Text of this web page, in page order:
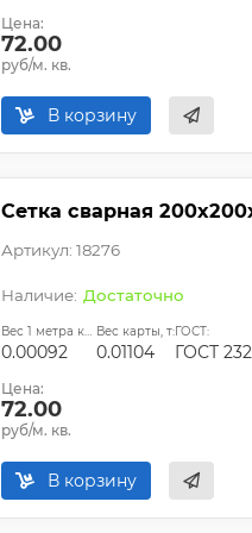
Цена:
72.00
руб/м. кв.
В корзину
Сетка сварная
Артикул: 18276
Достаточно
Вес 1 метра квадратного, т:
0.00092
Вес карты, т:
0.01104
ГОСТ:
Цена:
72.00
руб/м. кв.
В корзину